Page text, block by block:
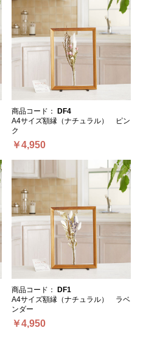
商品コード：
DF4
A4サイズ額縁（ナチュラル） ピン
ク
￥4,950
商品コード：
DF1
A4サイズ額縁（ナチュラル） ラベ
ンダー
￥4,950